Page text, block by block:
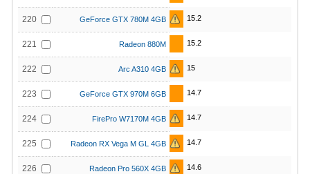
220 GeForce GTX 780M 4GB 15.2
221 Radeon 880M 15.2
222 Arc A310 4GB 15
223 GeForce GTX 970M 6GB 14.7
224 FirePro W7170M 4GB 14.7
225 Radeon RX Vega M GL 4GB 14.7
226 Radeon Pro 560X 4GB 14.6